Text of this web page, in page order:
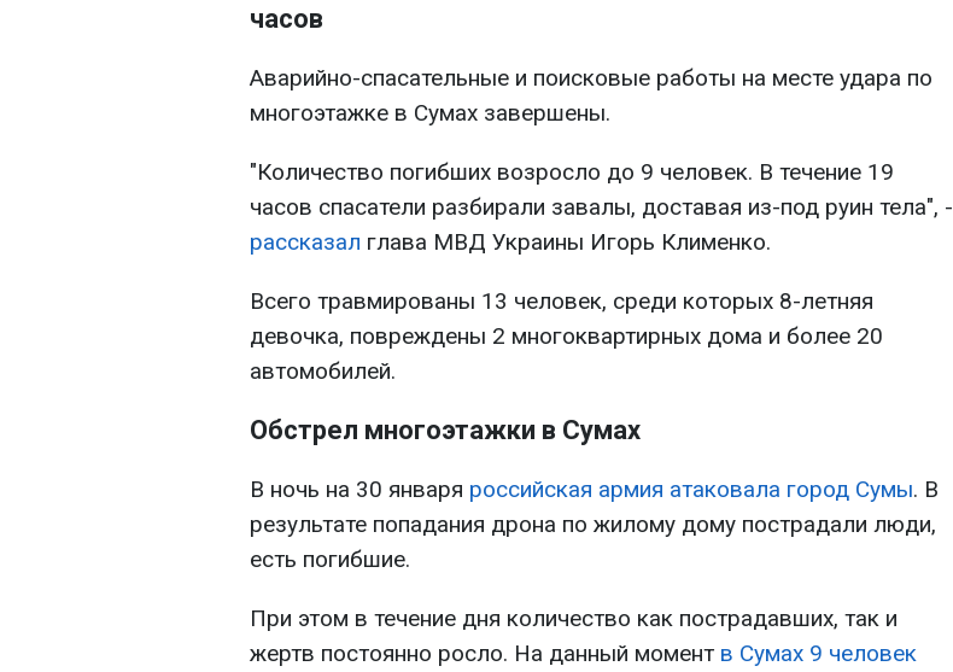
часов
Аварийно-спасательные и поисковые работы на месте удара по
многоэтажке в Сумах завершены.
"Количество погибших возросло до 9 человек. В течение 19
часов спасатели разбирали завалы, доставая из-под руин тела", -
рассказал глава МВД Украины Игорь Клименко.
Всего травмированы 13 человек, среди которых 8-летняя
девочка, повреждены 2 многоквартирных дома и более 20
автомобилей.
Обстрел многоэтажки в Сумах
В ночь на 30 января российская армия атаковала город Сумы. В
результате попадания дрона по жилому дому пострадали люди,
есть погибшие.
При этом в течение дня количество как пострадавших, так и
жертв постоянно росло. На данный момент в Сумах 9 человек